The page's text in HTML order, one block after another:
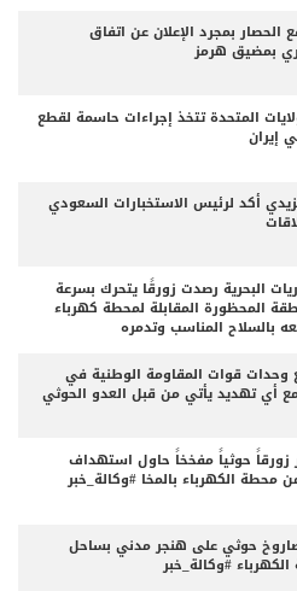
بمجرد الإعلان عن اتفاق
بمضيق هرمز
المتحدة تتخذ إجراءات حاسمة لقطع
إيران
أكد لرئيس الاستخبارات السعودي
البحرية رصدت زورقًا يتحرك بسرعة
المحظورة المقابلة لمحطة كهرباء
بالسلاح المناسب وتدمره
وحدات قوات المقاومة الوطنية في
مع أي تهديد يأتي من قبل العدو الحوثي
زورقاً حوثياً مفخخاً حاول استهداف
محطة الكهرباء بالمخا #وكالة_خبر
حوثي على هنجر مدني بساحل
#وكالة_خبر